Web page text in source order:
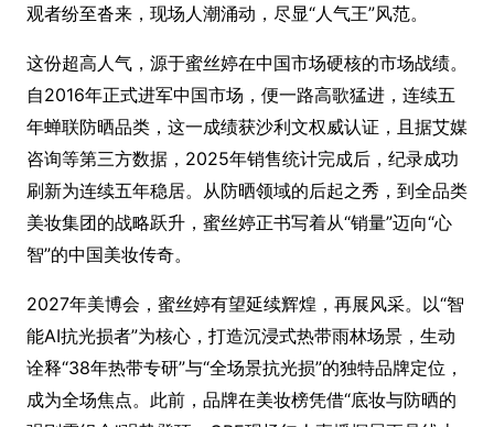
观者纷至沓来，现场人潮涌动，尽显“人气王”风范。
这份超高人气，源于蜜丝婷在中国市场硬核的市场战绩。
自2016年正式进军中国市场，便一路高歌猛进，连续五
年蝉联防晒品类，这一成绩获沙利文权威认证，且据艾媒
咨询等第三方数据，2025年销售统计完成后，纪录成功
刷新为连续五年稳居。从防晒领域的后起之秀，到全品类
美妆集团的战略跃升，蜜丝婷正书写着从“销量”迈向“心
智”的中国美妆传奇。
2027年美博会，蜜丝婷有望延续辉煌，再展风采。以“智
能AI抗光损者”为核心，打造沉浸式热带雨林场景，生动
诠释“38年热带专研”与“全场景抗光损”的独特品牌定位，
成为全场焦点。此前，品牌在美妆榜凭借“底妆与防晒的